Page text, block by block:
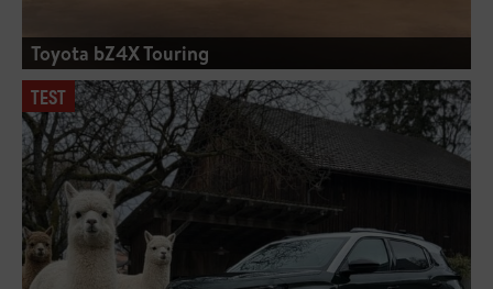
Toyota bZ4X Touring
TEST